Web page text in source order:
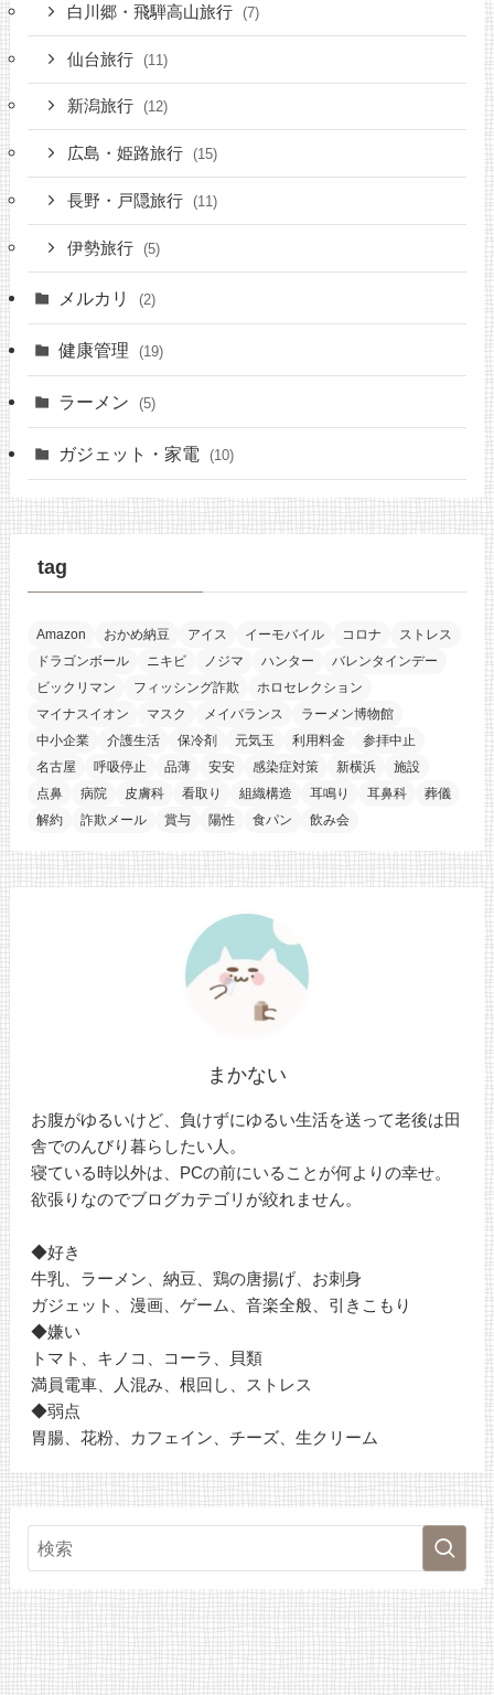
白川郷・飛騨高山旅行 (7)
仙台旅行 (11)
新潟旅行 (12)
広島・姫路旅行 (15)
長野・戸隠旅行 (11)
伊勢旅行 (5)
メルカリ (2)
健康管理 (19)
ラーメン (5)
ガジェット・家電 (10)
tag
Amazon おかめ納豆 アイス イーモバイル コロナ
ストレス
ドラゴンボール
ニキビ ノジマ ハンター
バレンタインデー
ビックリマン
フィッシング詐欺
ホロセレクション
マイナスイオン
マスク メイバランス
ラーメン博物館
中小企業
介護生活 保冷剤 元気玉 利用料金
参拝中止
名古屋
呼吸停止 品薄 安安 感染症対策 新横浜
施設
点鼻
病院 皮膚科 看取り 組織構造 耳鳴り 耳鼻科
葬儀
解約
詐欺メール 賞与 陽性 食パン 飲み会
まかない
お腹がゆるいけど、負けずにゆるい生活を送って老後は田
舎でのんびり暮らしたい人。
寝ている時以外は、PCの前にいることが何よりの幸せ。
欲張りなのでブログカテゴリが絞れません。
◆好き
牛乳、ラーメン、納豆、鶏の唐揚げ、お刺身
ガジェット、漫画、ゲーム、音楽全般、引きこもり
◆嫌い
トマト、キノコ、コーラ、貝類
満員電車、人混み、根回し、ストレス
◆弱点
胃腸、花粉、カフェイン、チーズ、生クリーム